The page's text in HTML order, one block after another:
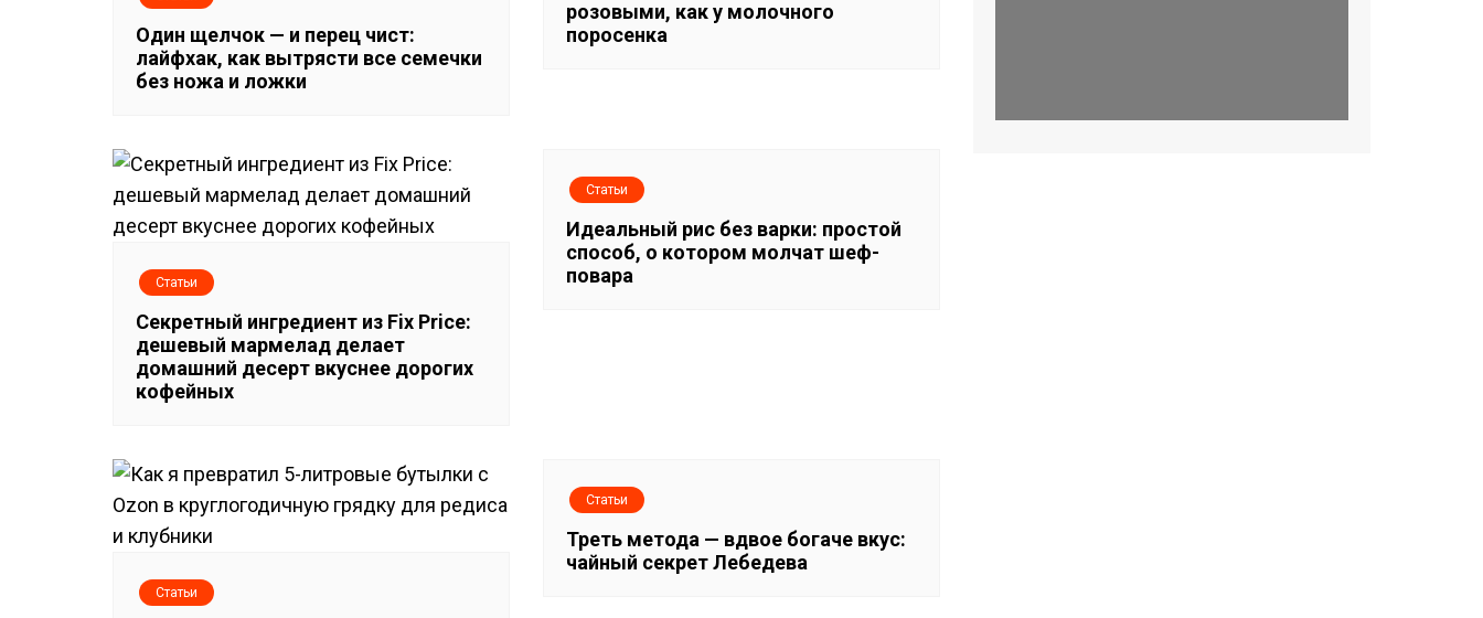
я
п
о
с
я
м
Один щелчок — и перец чист:
лайфхак, как вытрясти все семечки
без ножа и ложки
розовыми, как у молочного
поросенка
Статьи
Секретный ингредиент из Fix Price:
дешевый мармелад делает
домашний десерт вкуснее дорогих
кофейных
Статьи
Идеальный рис без варки: простой
способ, о котором молчат шеф-
повара
Статьи
Статьи
Треть метода — вдвое богаче вкус:
чайный секрет Лебедева